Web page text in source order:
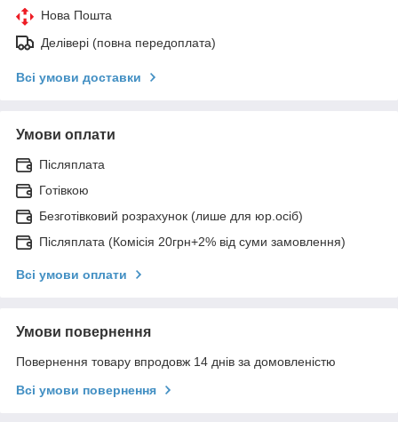
Нова Пошта
Делівері (повна передоплата)
Всі умови доставки
Умови оплати
Післяплата
Готівкою
Безготівковий розрахунок (лише для юр.осіб)
Післяплата (Комісія 20грн+2% від суми замовлення)
Всі умови оплати
Умови повернення
Повернення товару впродовж 14 днів за домовленістю
Всі умови повернення